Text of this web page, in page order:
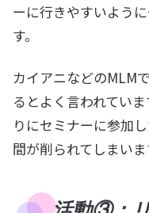
ーに行きやすいよう
す。
カイアニなどのMLM
るとよく言われてい
りにセミナーに参加
間が削られてしまいま